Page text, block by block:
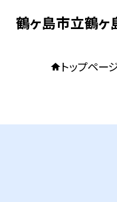
鶴ヶ島市立鶴
トップペー